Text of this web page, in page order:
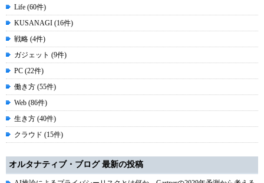
Life (60件)
KUSANAGI (16件)
戦略 (4件)
ガジェット (9件)
PC (22件)
働き方 (55件)
Web (86件)
生き方 (40件)
クラウド (15件)
オルタナティブ・ブログ 最新の投稿